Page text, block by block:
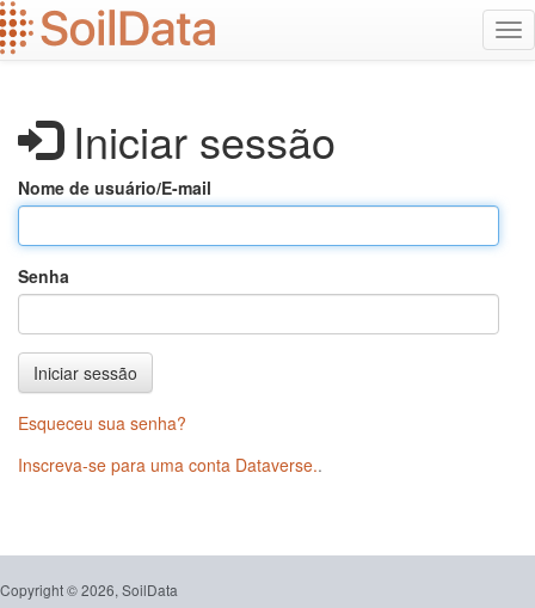
Ir
para
o
Iniciar sessão
Nome de usuário/E-mail
Senha
Iniciar sessão
Esqueceu sua senha?
Inscreva-se para uma conta Dataverse..
Copyright © 2026, SoilData